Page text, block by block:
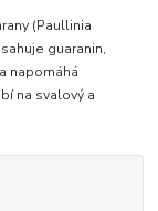
(Paullinia
guaranin,
napomáhá
na svalový a